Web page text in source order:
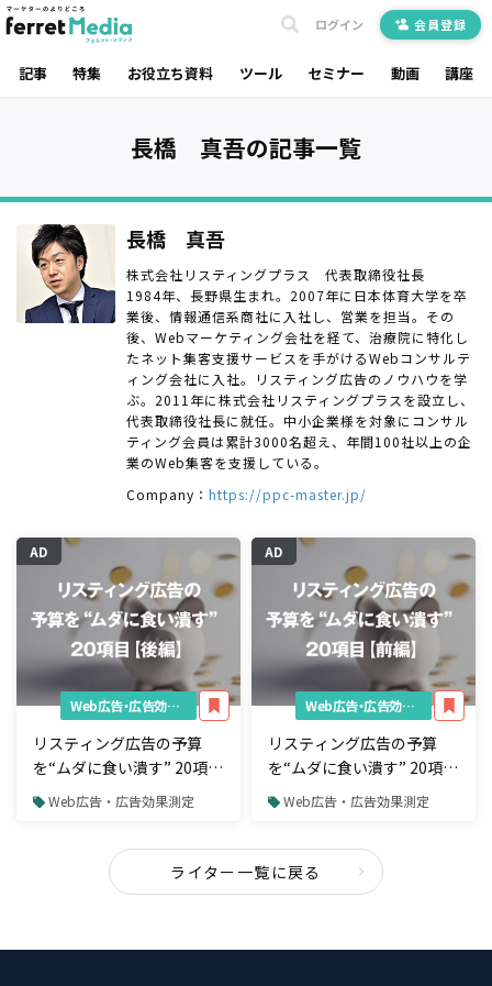
記事 特集 お役立ち資料 ツール セミナー 動画 講座
ログイン 会員登録
長橋 真吾の記事一覧
長橋 真吾
株式会社リスティングプラス 代表取締役社長
1984年、長野県生まれ。2007年に日本体育大学を卒
業後、情報通信系商社に入社し、営業を担当。その
後、Webマーケティング会社を経て、治療院に特化し
たネット集客支援サービスを手がけるWebコンサルテ
ィング会社に入社。リスティング広告のノウハウを学
ぶ。2011年に株式会社リスティングプラスを設立し、
代表取締役社長に就任。中小企業様を対象にコンサル
ティング会員は累計3000名超え、年間100社以上の企
業のWeb集客を支援している。
Company： https://ppc-master.jp/
AD
Web広告・広告効果測定
リスティング広告の予算
を“ムダに食い潰す” 20項目
【後編】
Web広告・広告効果測定
AD
Web広告・広告効果測定
リスティング広告の予算
を“ムダに食い潰す” 20項目
【前編】
Web広告・広告効果測定
ライター一覧に戻る